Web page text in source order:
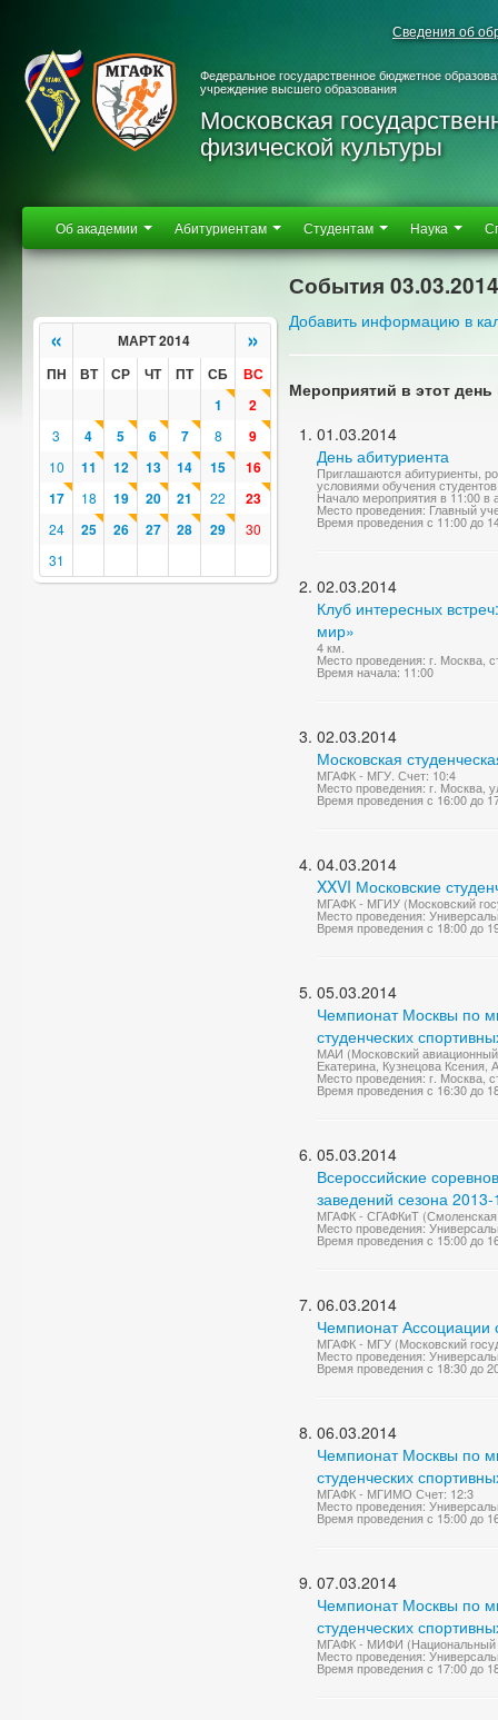
Сведения об
Федеральное государственное бюджетное
учреждение высшего образования
Московская
физической культуры
Об академии Абитуриентам Студентам Наука
« МАРТ 2014 »
ПН ВТ СР ЧТ ПТ СБ
ВС
1
2
3 4 5 6 7 8 9
10 11 12 13 14 15
16
17
18 19 20 21 22 23
24 25 26 27 28 29
30
31
События 03.03.2014
Добавить информацию в
Мероприятий в этот день
01.03.2014
День абитуриента
Приглашаются абитуриенты,
условиями обучения
Начало мероприятия в 11:00 в
Место проведения: Главный
Время проведения с 11:00 до
02.03.2014
Клуб интересных
мир»
4 км.
Место проведения: г. Москва,
Время начала: 11:00
02.03.2014
Московская
МГАФК - МГУ. Счет: 10:4
Место проведения: г. Москва,
Время проведения с 16:00 до
04.03.2014
XXVI Московские
МГАФК - МГИУ (Московский
Место проведения:
Время проведения с 18:00 до
05.03.2014
Чемпионат Москвы по
студенческих
МАИ (Московский
Екатерина, Кузнецова Ксения,
Место проведения: г. Москва,
Время проведения с 16:30 до
05.03.2014
Всероссийские
заведений сезона
МГАФК - СГАФКиТ (Смоленская
Место проведения:
Время проведения с 15:00 до
06.03.2014
Чемпионат Ассоциации
МГАФК - МГУ (Московский
Место проведения:
Время проведения с 18:30 до
06.03.2014
Чемпионат Москвы по
студенческих
МГАФК - МГИМО Счет: 12:3
Место проведения:
Время проведения с 15:00 до
07.03.2014
Чемпионат Москвы по
студенческих
МГАФК - МИФИ (Национальный
Место проведения:
Время проведения с 17:00 до